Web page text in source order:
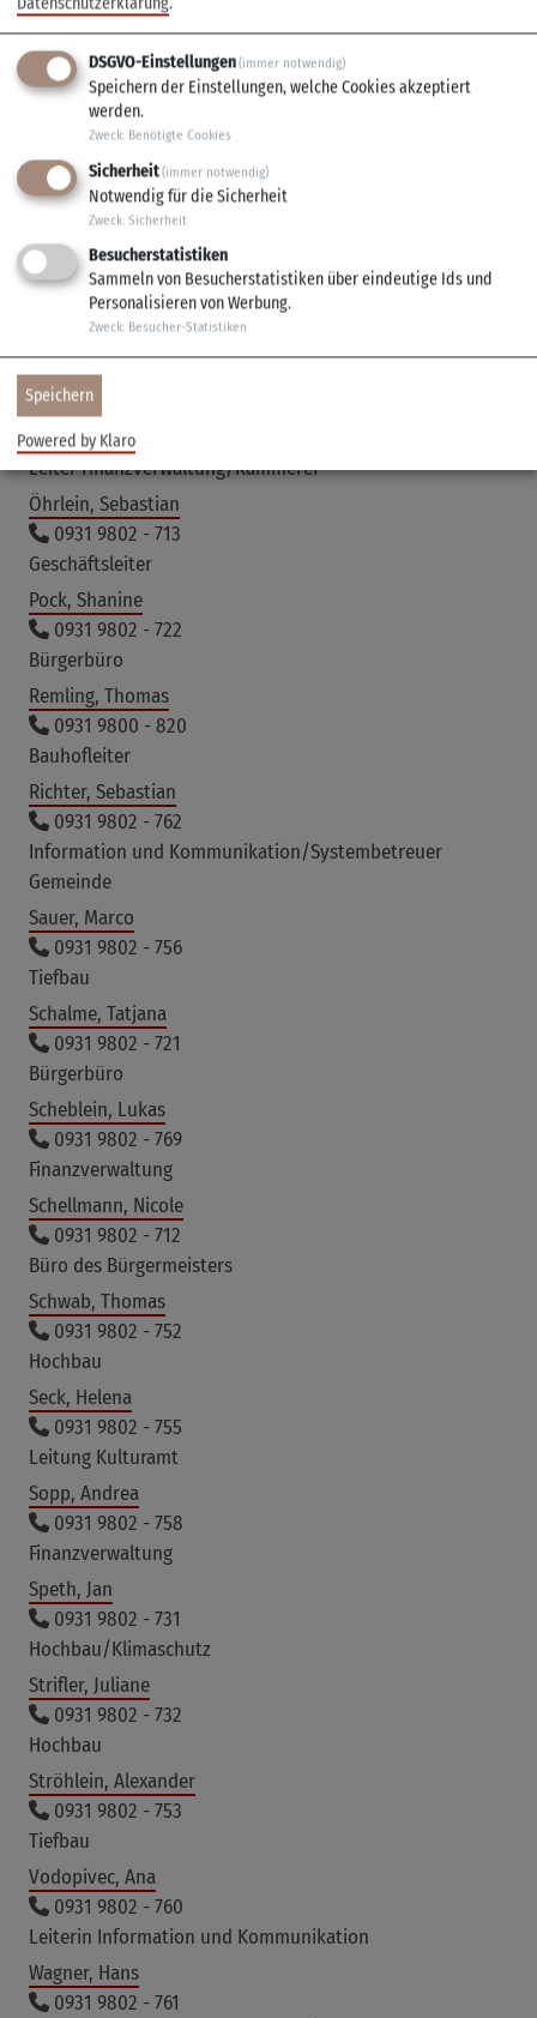
Lamprecht, Teresa
0931 9802 - 724
Bürgerbüro
Langewellpott, Pia
0931 9802 - 735
Bauamt
Markert, Martin
0931 9802 - 723
Leiter Bürgerbüro/Standesamtsleitung
Melzer, Janina
Bauhof
Müller, Erich
0931 9802 - 745
Leiter Finanzverwaltung/Kämmerei
Öhrlein, Sebastian
0931 9802 - 713
Geschäftsleiter
Pock, Shanine
0931 9802 - 722
Bürgerbüro
Remling, Thomas
0931 9800 - 820
Bauhofleiter
Richter, Sebastian
0931 9802 - 762
Information und Kommunikation/Systembetreuer
Gemeinde
Sauer, Marco
0931 9802 - 756
Tiefbau
Schalme, Tatjana
0931 9802 - 721
Bürgerbüro
Scheblein, Lukas
0931 9802 - 769
Finanzverwaltung
Schellmann, Nicole
0931 9802 - 712
Büro des Bürgermeisters
Schwab, Thomas
0931 9802 - 752
Hochbau
Seck, Helena
0931 9802 - 755
Leitung Kulturamt
Sopp, Andrea
0931 9802 - 758
Finanzverwaltung
Speth, Jan
0931 9802 - 731
Hochbau/Klimaschutz
Strifler, Juliane
0931 9802 - 732
Hochbau
Ströhlein, Alexander
0931 9802 - 753
Tiefbau
Vodopivec, Ana
0931 9802 - 760
Leiterin Information und Kommunikation
Wagner, Hans
0931 9802 - 761
DSGVO-Einstellungen(immer notwendig)
Speichern der Einstellungen, welche Cookies akzeptiert
werden.
Zweck: Benötigte Cookies
Sicherheit(immer notwendig)
Notwendig für die Sicherheit
Zweck: Sicherheit
Besucherstatistiken
Sammeln von Besucherstatistiken über eindeutige Ids und
Personalisieren von Werbung.
Zweck: Besucher-Statistiken
Speichern
Powered by Klaro